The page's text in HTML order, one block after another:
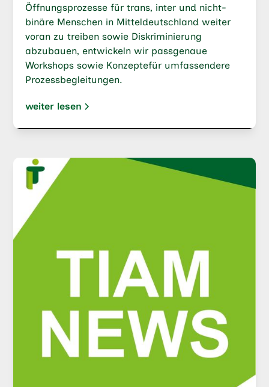
Öffnungsprozesse für trans, inter und nicht-
binäre Menschen in Mitteldeutschland weiter
voran zu treiben sowie Diskriminierung
abzubauen, entwickeln wir passgenaue
Workshops sowie Konzeptefür umfassendere
Prozessbegleitungen.
weiter lesen